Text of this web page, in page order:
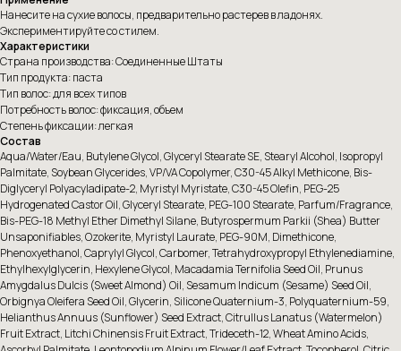
Нанесите на сухие волосы, предварительно растерев в ладонях.
Экспериментируйте со стилем.
Характеристики
Страна производства: Соединенные Штаты
Тип продукта: паста
Тип волос: для всех типов
Потребность волос: фиксация, объем
Степень фиксации: легкая
Состав
Aqua/Water/Eau, Butylene Glycol, Glyceryl Stearate SE, Stearyl Alcohol, Isopropyl
Palmitate, Soybean Glycerides, VP/VA Copolymer, C30-45 Alkyl Methicone, Bis-
Diglyceryl Polyacyladipate-2, Myristyl Myristate, C30-45 Olefin, PEG-25
Hydrogenated Castor Oil, Glyceryl Stearate, PEG-100 Stearate, Parfum/Fragrance,
Bis-PEG-18 Methyl Ether Dimethyl Silane, Butyrospermum Parkii (Shea) Butter
Unsaponifiables, Ozokerite, Myristyl Laurate, PEG-90M, Dimethicone,
Phenoxyethanol, Caprylyl Glycol, Carbomer, Tetrahydroxypropyl Ethylenediamine,
Ethylhexylglycerin, Hexylene Glycol, Macadamia Ternifolia Seed Oil, Prunus
Amygdalus Dulcis (Sweet Almond) Oil, Sesamum Indicum (Sesame) Seed Oil,
Orbignya Oleifera Seed Oil, Glycerin, Silicone Quaternium-3, Polyquaternium-59,
Helianthus Annuus (Sunflower) Seed Extract, Citrullus Lanatus (Watermelon)
Fruit Extract, Litchi Chinensis Fruit Extract, Trideceth-12, Wheat Amino Acids,